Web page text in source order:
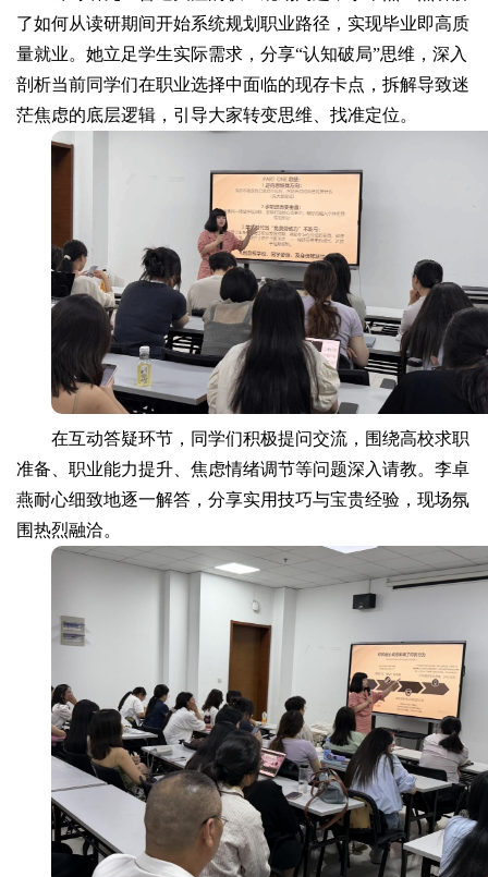
了如何从读研期间开始系统规划职业路径，实现毕业即高质
量就业。她立足学生实际需求，分享“认知破局”思维，深入
剖析当前同学们在职业选择中面临的现存卡点，拆解导致迷
茫焦虑的底层逻辑，引导大家转变思维、找准定位。
在互动答疑环节，同学们积极提问交流，围绕高校求职
准备、职业能力提升、焦虑情绪调节等问题深入请教。李卓
燕耐心细致地逐一解答，分享实用技巧与宝贵经验，现场氛
围热烈融洽。